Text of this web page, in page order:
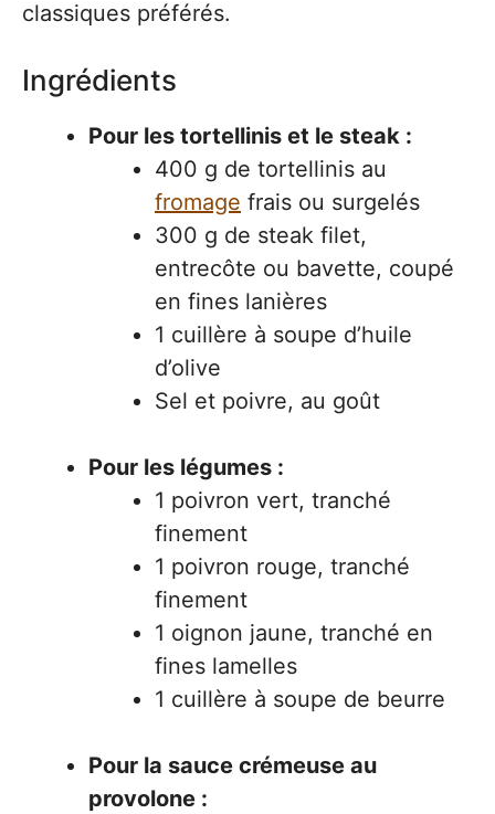
classiques préférés.
Ingrédients
Pour les tortellinis et le steak :
400 g de tortellinis au
fromage frais ou surgelés
300 g de steak filet,
entrecôte ou bavette, coupé
en fines lanières
1 cuillère à soupe d’huile
d’olive
Sel et poivre, au goût
Pour les légumes :
1 poivron vert, tranché
finement
1 poivron rouge, tranché
finement
1 oignon jaune, tranché en
fines lamelles
1 cuillère à soupe de beurre
Pour la sauce crémeuse au
provolone :